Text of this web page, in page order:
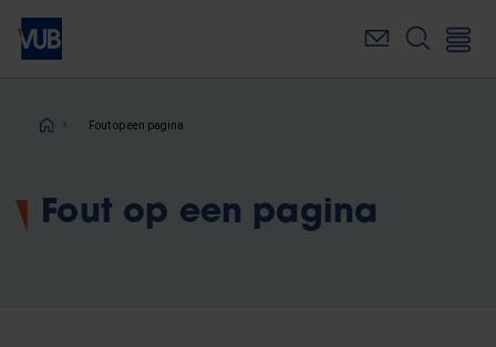
Overslaan
naar
inhoudKruimelpad
Fout op een pagina
Fout op een pagina